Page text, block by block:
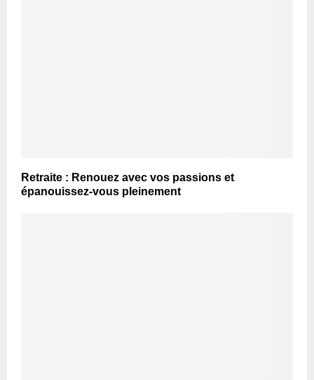
Retraite : Renouez avec vos passions et
épanouissez-vous pleinement